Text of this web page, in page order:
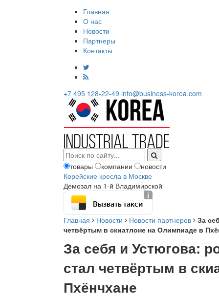
Главная
О нас
Новости
Партнеры
Контакты
+7 495 128-22-49 info@business-korea.com
товары компании
новости
Корейские кресла в Москве
Демозал на 1-й Владимирской
Вызвать такси
Главная Новости Новости партнеров
За
четвёртым в скиатлоне на Олимпиаде в
За себя и Устюгова:
стал четвёртым в
Пхёнчхане